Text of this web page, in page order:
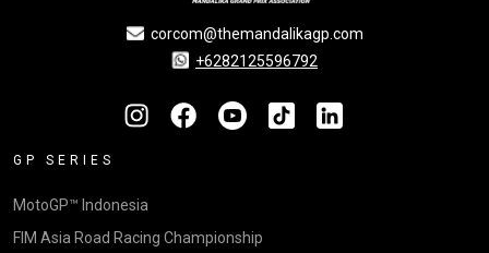
corcom@themandalikagp.com
+6282125596792
GP SERIES
MotoGP™ Indonesia
FIM Asia Road Racing Championship